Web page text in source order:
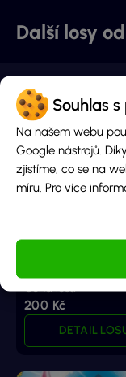
Souhlas
Na našem webu
Google nástrojů.
zjistíme, co se na
míru. Pro více
Další losy
Cena losu
200 Kč
DETAIL